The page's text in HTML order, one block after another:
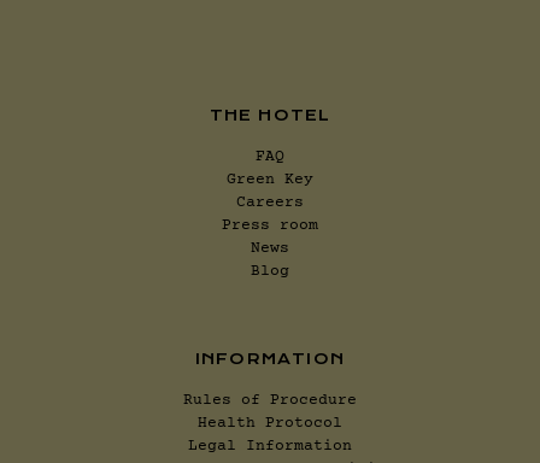
INFORMATION
Rules of Procedure
Health Protocol
Legal Information
THE HOTEL
FAQ
Green Key
Careers
Press room
News
Blog